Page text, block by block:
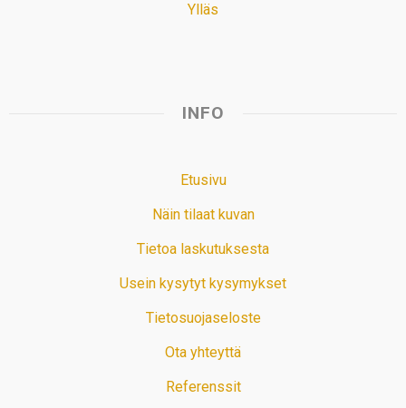
Ylläs
INFO
Etusivu
Näin tilaat kuvan
Tietoa laskutuksesta
Usein kysytyt kysymykset
Tietosuojaseloste
Ota yhteyttä
Referenssit